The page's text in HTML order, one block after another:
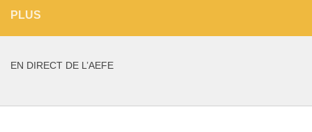
PLUS
EN DIRECT DE L’AEFE